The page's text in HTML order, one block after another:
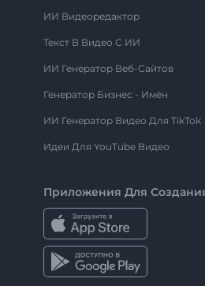
ИИ Видеоредактор
Текст В Видео С ИИ
ИИ Генератор Веб-Сайтов
Генератор Бизнес - Имён
ИИ Генератор Видео Для TikTok
Идеи Для YouTube Видео
Приложения Для